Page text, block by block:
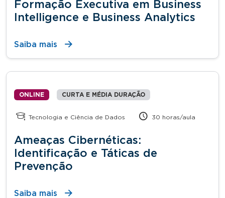
Formação Executiva em Business
Intelligence e Business Analytics
Saiba mais
ONLINE CURTA E MÉDIA DURAÇÃO
Tecnologia e Ciência de Dados 30 horas/aula
Ameaças Cibernéticas:
Identificação e Táticas de
Prevenção
Saiba mais